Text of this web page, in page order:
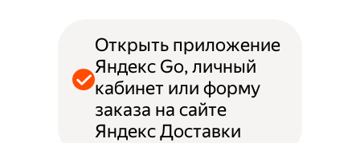
Открыть приложение
Яндекс Go, личный
кабинет или форму
заказа на сайте
Яндекс Доставки